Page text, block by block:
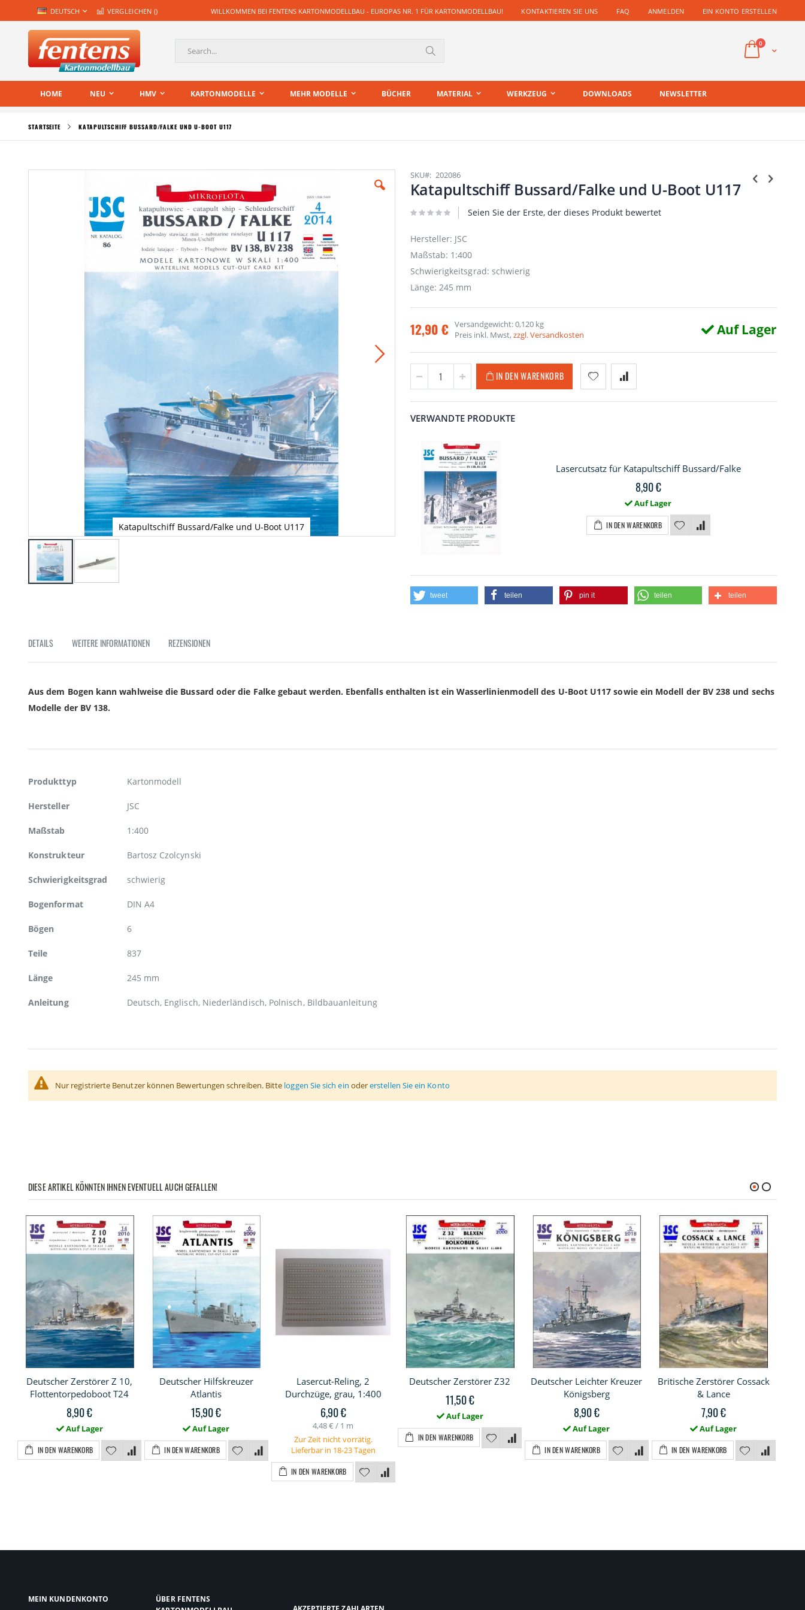
Zum
Inhalt
springen
SPRACHEDEUTSCH WILLKOMMEN BEI FENTENS KARTONMODELLBAU - EUROPAS NR. 1 FÜR KARTONMODELLBAU! KONTAKTIEREN SIE UNS
VERGLEICHEN () FAQ ANMELDEN EIN KONTO ERSTELLEN
Cart
0Artikel
HOME NEU HMV KARTONMODELLE MEHR MODELLE BÜCHER MATERIAL WERKZEUG DOWNLOADS NEWSLETTER
STARTSEITE KATAPULTSCHIFF BUSSARD/FALKE UND U-BOOT U117
Katapultschiff Bussard/Falke und U-Boot U117 Katapultschiff Bussard/Falke und U-Boot U117
SKU 202086
Katapultschiff Bussard/Falke und U-Boot U117
Seien Sie der Erste, der dieses Produkt bewertet
Hersteller: JSC
Maßstab: 1:400
Schwierigkeitsgrad: schwierig
Länge: 245 mm
12,90 € Versandgewicht: 0,120 kg
Preis inkl. Mwst,zzgl. Versandkosten Auf Lager
IN DEN WARENKORB
VERWANDTE PRODUKTE
Lasercutsatz für Katapultschiff Bussard/Falke
8,90 €
Auf Lager
IN DEN WARENKORB
tweet teilen pin it teilen teilen
DETAILS WEITERE INFORMATIONEN REZENSIONEN
Aus dem Bogen kann wahlweise die Bussard oder die Falke gebaut werden. Ebenfalls enthalten ist ein Wasserlinienmodell des U-Boot U117 sowie ein Modell der BV 238 und sechs
Modelle der BV 138.
Weitere
Produkttyp Kartonmodell
Hersteller JSC
Maßstab 1:400
Konstrukteur Bartosz Czolcynski
Schwierigkeitsgrad schwierig
Bogenformat DIN A4
Bögen 6
Teile 837
Länge 245 mm
Anleitung Deutsch, Englisch, Niederländisch, Polnisch, Bildbauanleitung
Nur registrierte Benutzer können Bewertungen schreiben. Bitte loggen Sie sich ein odererstellen Sie ein Konto
DIESE ARTIKEL KÖNNTEN IHNEN EVENTUELL AUCH GEFALLEN!
Deutscher Zerstörer Z 10,
Flottentorpedoboot T24
8,90 €
Auf Lager
IN DEN WARENKORB
Deutscher Hilfskreuzer
Atlantis
15,90 €
Auf Lager
IN DEN WARENKORB
Lasercut-Reling, 2
Durchzüge, grau, 1:400
6,90 €
4,48 € / 1 m
Zur Zeit nicht vorrätig.
Lieferbar in 18-23 Tagen
IN DEN WARENKORB
Deutscher Zerstörer Z32
11,50 €
Auf Lager
IN DEN WARENKORB
Deutscher Leichter Kreuzer
Königsberg
8,90 €
Auf Lager
IN DEN WARENKORB
Britische Zerstörer Cossack
& Lance
7,90 €
Auf Lager
IN DEN WARENKORB
MEIN KUNDENKONTO
ÜBER FENTENS